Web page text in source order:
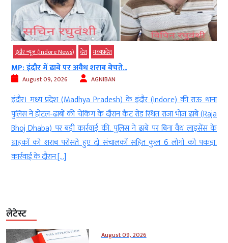
इंदौर न्यूज़ (Indore News) देश मध्‍यप्रदेश
MP: इंदौर में ढाबे पर अवैध शराब बेचते...
August 09, 2026 AGNIBAN
इंदौर। मध्य प्रदेश (Madhya Pradesh) के इंदौर (Indore) की राऊ थाना
पुलिस ने होटल-ढाबों की चेकिंग के दौरान कैट रोड स्थित राजा भोज ढाबे (Raja
Bhoj Dhaba) पर बड़ी कार्रवाई की. पुलिस ने ढाबे पर बिना वैध लाइसेंस के
ग्राहकों को शराब परोसते हुए दो संचालकों सहित कुल 6 लोगों को पकड़ा.
कार्रवाई के दौरान […]
लेटेस्ट
August 09, 2026